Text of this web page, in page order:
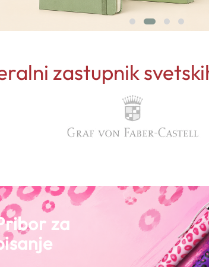
zastupnik
za